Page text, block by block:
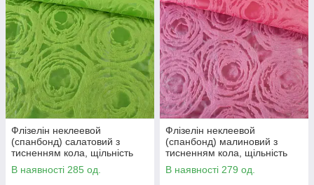
Флізелін неклеевой
(спанбонд) салатовий з
тисненням кола, щільність
80, ш.162
В наявності 285 од.
Флізелін неклеевой
(спанбонд) малиновий з
тисненням кола, щільність
80, ш.162
В наявності 279 од.